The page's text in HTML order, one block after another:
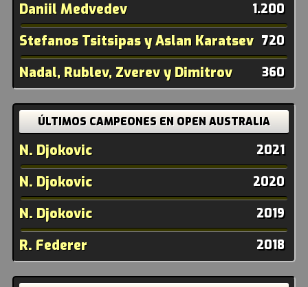
Daniil Medvedev 1.200
Stefanos Tsitsipas y Aslan Karatsev 720
Nadal, Rublev, Zverev y Dimitrov 360
ÚLTIMOS CAMPEONES EN OPEN AUSTRALIA
2021
N. Djokovic
2020
N. Djokovic
2019
N. Djokovic
2018
R. Federer